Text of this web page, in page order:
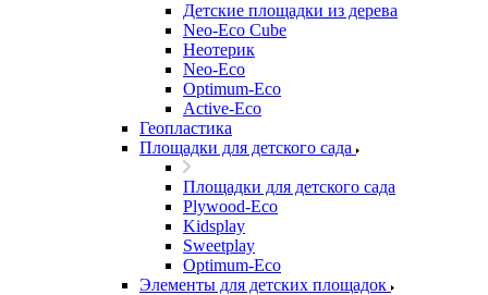
Детские площадки из дерева
Neo-Eco Cube
Неотерик
Neo-Eco
Оptimum-Еco
Active-Eco
Геопластика
Площадки для детского сада
Площадки для детского сада
Plywood-Eco
Kidsplay
Sweetplay
Оptimum-Еco
Элементы для детских площадок